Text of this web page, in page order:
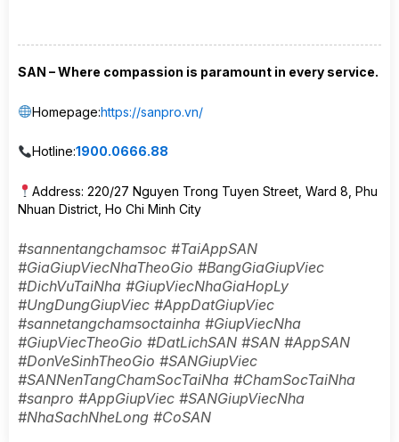
SAN – Where compassion is paramount in every service.
Homepage:https://sanpro.vn/
Hotline:1900.0666.88
Address: 220/27 Nguyen Trong Tuyen Street, Ward 8, Phu
Nhuan District, Ho Chi Minh City
#sannentangchamsoc #TaiAppSAN
#GiaGiupViecNhaTheoGio #BangGiaGiupViec
#DichVuTaiNha #GiupViecNhaGiaHopLy
#UngDungGiupViec #AppDatGiupViec
#sannetangchamsoctainha #GiupViecNha
#GiupViecTheoGio #DatLichSAN #SAN #AppSAN
#DonVeSinhTheoGio #SANGiupViec
#SANNenTangChamSocTaiNha #ChamSocTaiNha
#sanpro #AppGiupViec #SANGiupViecNha
#NhaSachNheLong #CoSAN